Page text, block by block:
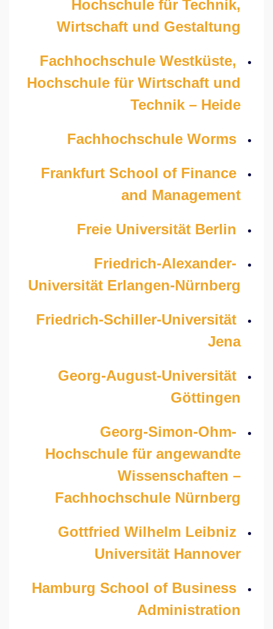
Hochschule für Technik,
Wirtschaft und Gestaltung
Fachhochschule Westküste,
Hochschule für Wirtschaft und
Technik – Heide
Frankfurt School of Finance
and Management
Friedrich-Alexander-
Universität Erlangen-Nürnberg
Friedrich-Schiller-Universität
Jena
Georg-August-Universität
Göttingen
Georg-Simon-Ohm-
Hochschule für angewandte
Wissenschaften –
Fachhochschule Nürnberg
Gottfried Wilhelm Leibniz
Universität Hannover
Hamburg School of Business
Administration